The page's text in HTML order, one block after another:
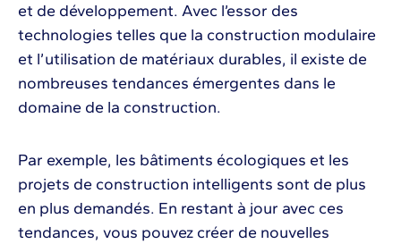
et de développement. Avec l’essor des
technologies telles que la construction modulaire
et l’utilisation de matériaux durables, il existe de
nombreuses tendances émergentes dans le
domaine de la construction.
Par exemple, les bâtiments écologiques et les
projets de construction intelligents sont de plus
en plus demandés. En restant à jour avec ces
tendances, vous pouvez créer de nouvelles